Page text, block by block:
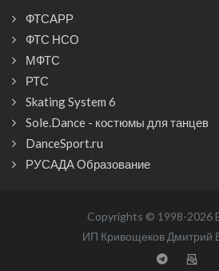
ФТСАРР
ФТС НСО
МФТС
РТС
Skating System 6
Sole.Dance - костюмы для танцев
DanceSport.ru
РУСАДА Образование
Copyrights © 1998-2026
ИП Кривощеков Дмитрий